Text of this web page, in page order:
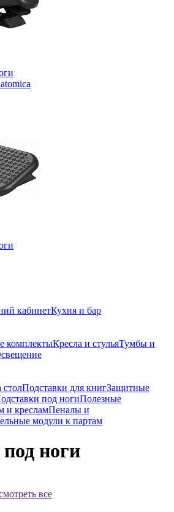
кабинетКухня и бар
комплектыКресла и стульяТумбы и
столПодставки для книгЗащитные
под ногиПолезные
и кресламПеналы и
модули к партам
ноги
все